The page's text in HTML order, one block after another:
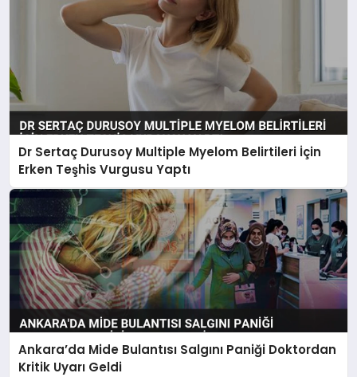
Dr Sertaç Durusoy Multiple Myelom Belirtileri İçin
Erken Teşhis Vurgusu Yaptı
Ankara’da Mide Bulantısı Salgını Paniği Doktordan
Kritik Uyarı Geldi